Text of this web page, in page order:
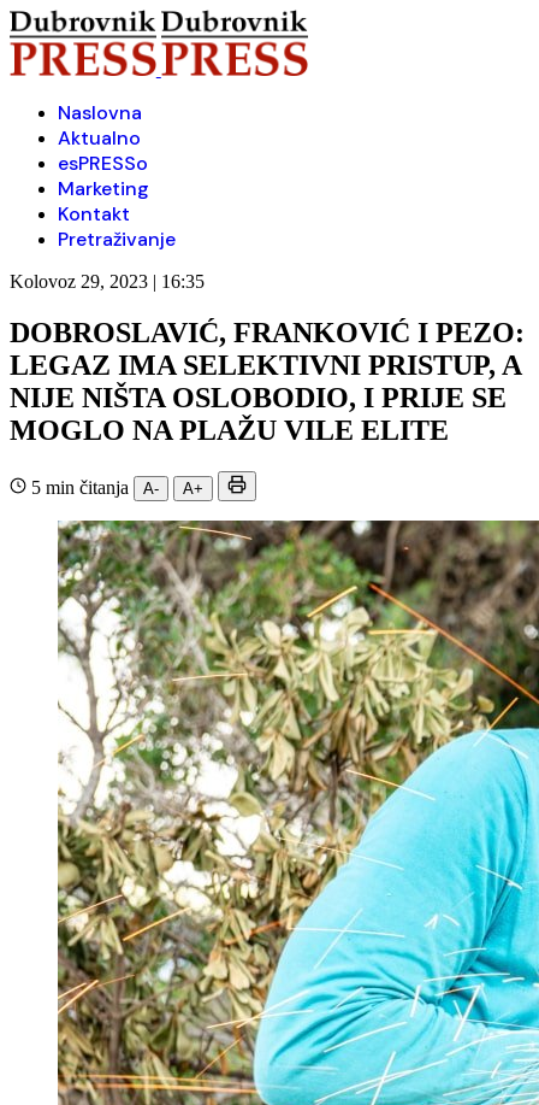
Naslovna
Aktualno
esPRESSo
Marketing
Kontakt
Pretraživanje
Kolovoz 29, 2023 | 16:35
DOBROSLAVIĆ, FRANKOVIĆ I PEZO:
LEGAZ IMA SELEKTIVNI PRISTUP, A
NIJE NIŠTA OSLOBODIO, I PRIJE SE
MOGLO NA PLAŽU VILE ELITE
5 min čitanja A- A+